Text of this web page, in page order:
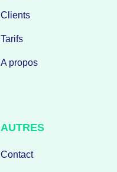
Clients
Tarifs
A propos
AUTRES
Contact